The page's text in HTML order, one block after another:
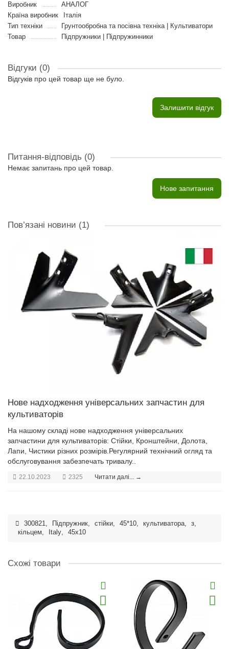
Виробник
АНАЛОГ
Країна виробник
Італія
Тип техніки
Грунтообробна та посівна техніка | Культиватори
Товар
Підпружники | Підпружинники
Відгуки (0)
Відгуків про цей товар ще не було.
Залишити відгук
Питання-відповідь (0)
Немає запитань про цей товар.
Нове запитання
Пов’язані новини (1)
Нове надходження універсальних запчастин для
культиваторів
На нашому складі нове надходження універсальних
запчастини для культиваторів: Стійки, Кронштейни, Долота,
Лапи, Чистики різних розмірів.Регулярний технічний огляд та
обслуговування забезпечать тривалу..
22.10.2023 2325 Читати далі... →
300821 Підпружник стійки 45*10 культиватора з
кільцем
Italy 45x10
Схожі товари